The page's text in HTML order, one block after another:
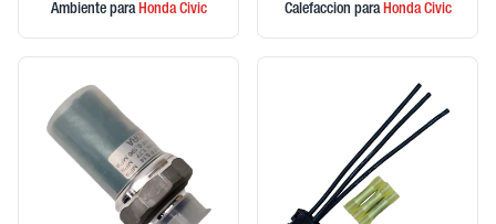
Ambiente paraHondaCivic
Calefaccion paraHondaCivic